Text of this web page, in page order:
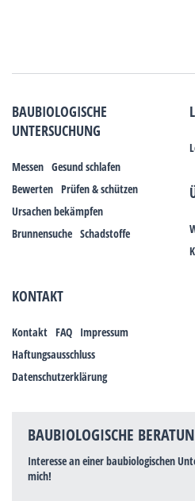
BAUBIOLOGISCHE
UNTERSUCHUNG
Messen Gesund schlafen
Bewerten Prüfen & schützen
Ursachen bekämpfen
Brunnensuche Schadstoffe
KONTAKT
Kontakt FAQ Impressum
Haftungsausschluss
Datenschutzerklärung
BAUBIOLOGISCHE
Interesse an einer baubiologischen
mich!